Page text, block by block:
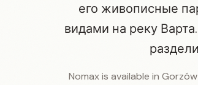
его живописные
видами на реку
Nomax is available in